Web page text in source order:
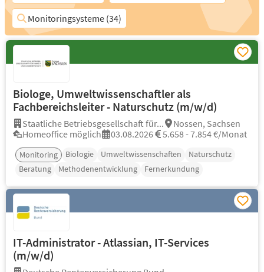
Monitoringsysteme (34)
Biologe, Umweltwissenschaftler als
Fachbereichsleiter - Naturschutz (m/w/d)
Staatliche Betriebsgesellschaft für...
Nossen, Sachsen
Homeoffice möglich
03.08.2026 5.658 - 7.854 €/Monat
Monitoring Biologie Umweltwissenschaften
Naturschutz
Beratung
Methodenentwicklung Fernerkundung
IT-Administrator - Atlassian, IT-Services
(m/w/d)